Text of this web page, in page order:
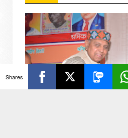
Shares